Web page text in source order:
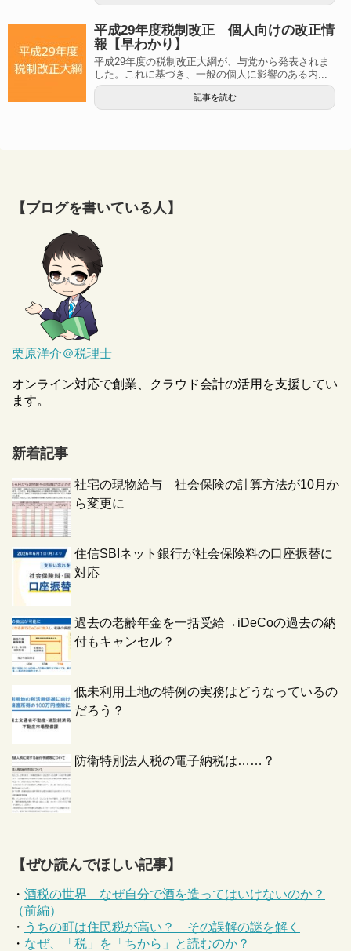
平成29年度税制改正 個人向けの改正情
報【早わかり】
平成29年度の税制改正大綱が、与党から発表されま
した。これに基づき、一般の個人に影響のある内...
記事を読む
【ブログを書いている人】
栗原洋介＠税理士
オンライン対応で創業、クラウド会計の活用を支援してい
ます。
新着記事
社宅の現物給与 社会保険の計算方法が10月か
ら変更に
住信SBIネット銀行が社会保険料の口座振替に
対応
過去の老齢年金を一括受給→iDeCoの過去の納
付もキャンセル？
低未利用土地の特例の実務はどうなっているの
だろう？
防衛特別法人税の電子納税は……？
【ぜひ読んでほしい記事】
・ 酒税の世界 なぜ自分で酒を造ってはいけないのか？
（前編）
・ うちの町は住民税が高い？ その誤解の謎を解く
・ なぜ、「税」を「ちから」と読むのか？